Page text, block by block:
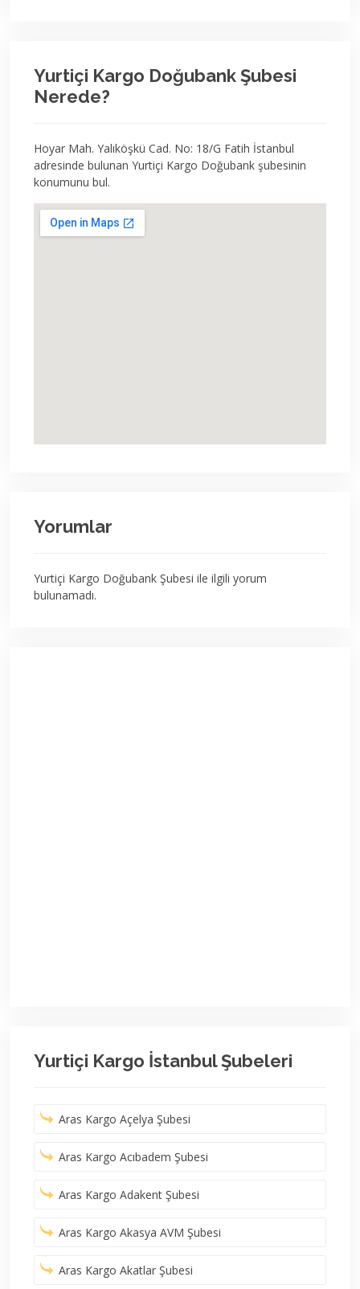
Yurtiçi Kargo Doğubank Şubesi
Nerede?
Hoyar Mah. Yalıköşkü Cad. No: 18/G Fatih İstanbul
adresinde bulunan Yurtiçi Kargo Doğubank şubesinin
konumunu bul.
Yorumlar
Yurtiçi Kargo Doğubank Şubesi ile ilgili yorum
bulunamadı.
Yurtiçi Kargo İstanbul Şubeleri
Aras Kargo Açelya Şubesi
Aras Kargo Acıbadem Şubesi
Aras Kargo Adakent Şubesi
Aras Kargo Akasya AVM Şubesi
Aras Kargo Akatlar Şubesi